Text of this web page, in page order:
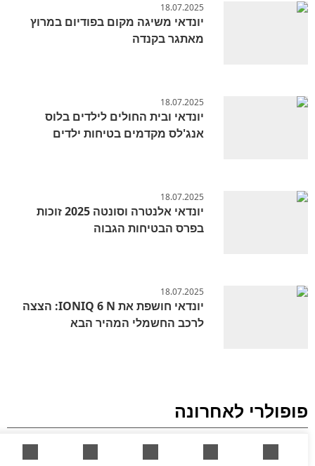
18.07.2025
יונדאי משיגה מקום בפודיום במרוץ
מאתגר בקנדה
18.07.2025
יונדאי ובית החולים לילדים בלוס
אנג'לס מקדמים בטיחות ילדים
18.07.2025
יונדאי אלנטרה וסונטה 2025 זוכות
בפרס הבטיחות הגבוה
18.07.2025
יונדאי חושפת את IONIQ 6 N: הצצה
לרכב החשמלי המהיר הבא
פופולרי לאחרונה